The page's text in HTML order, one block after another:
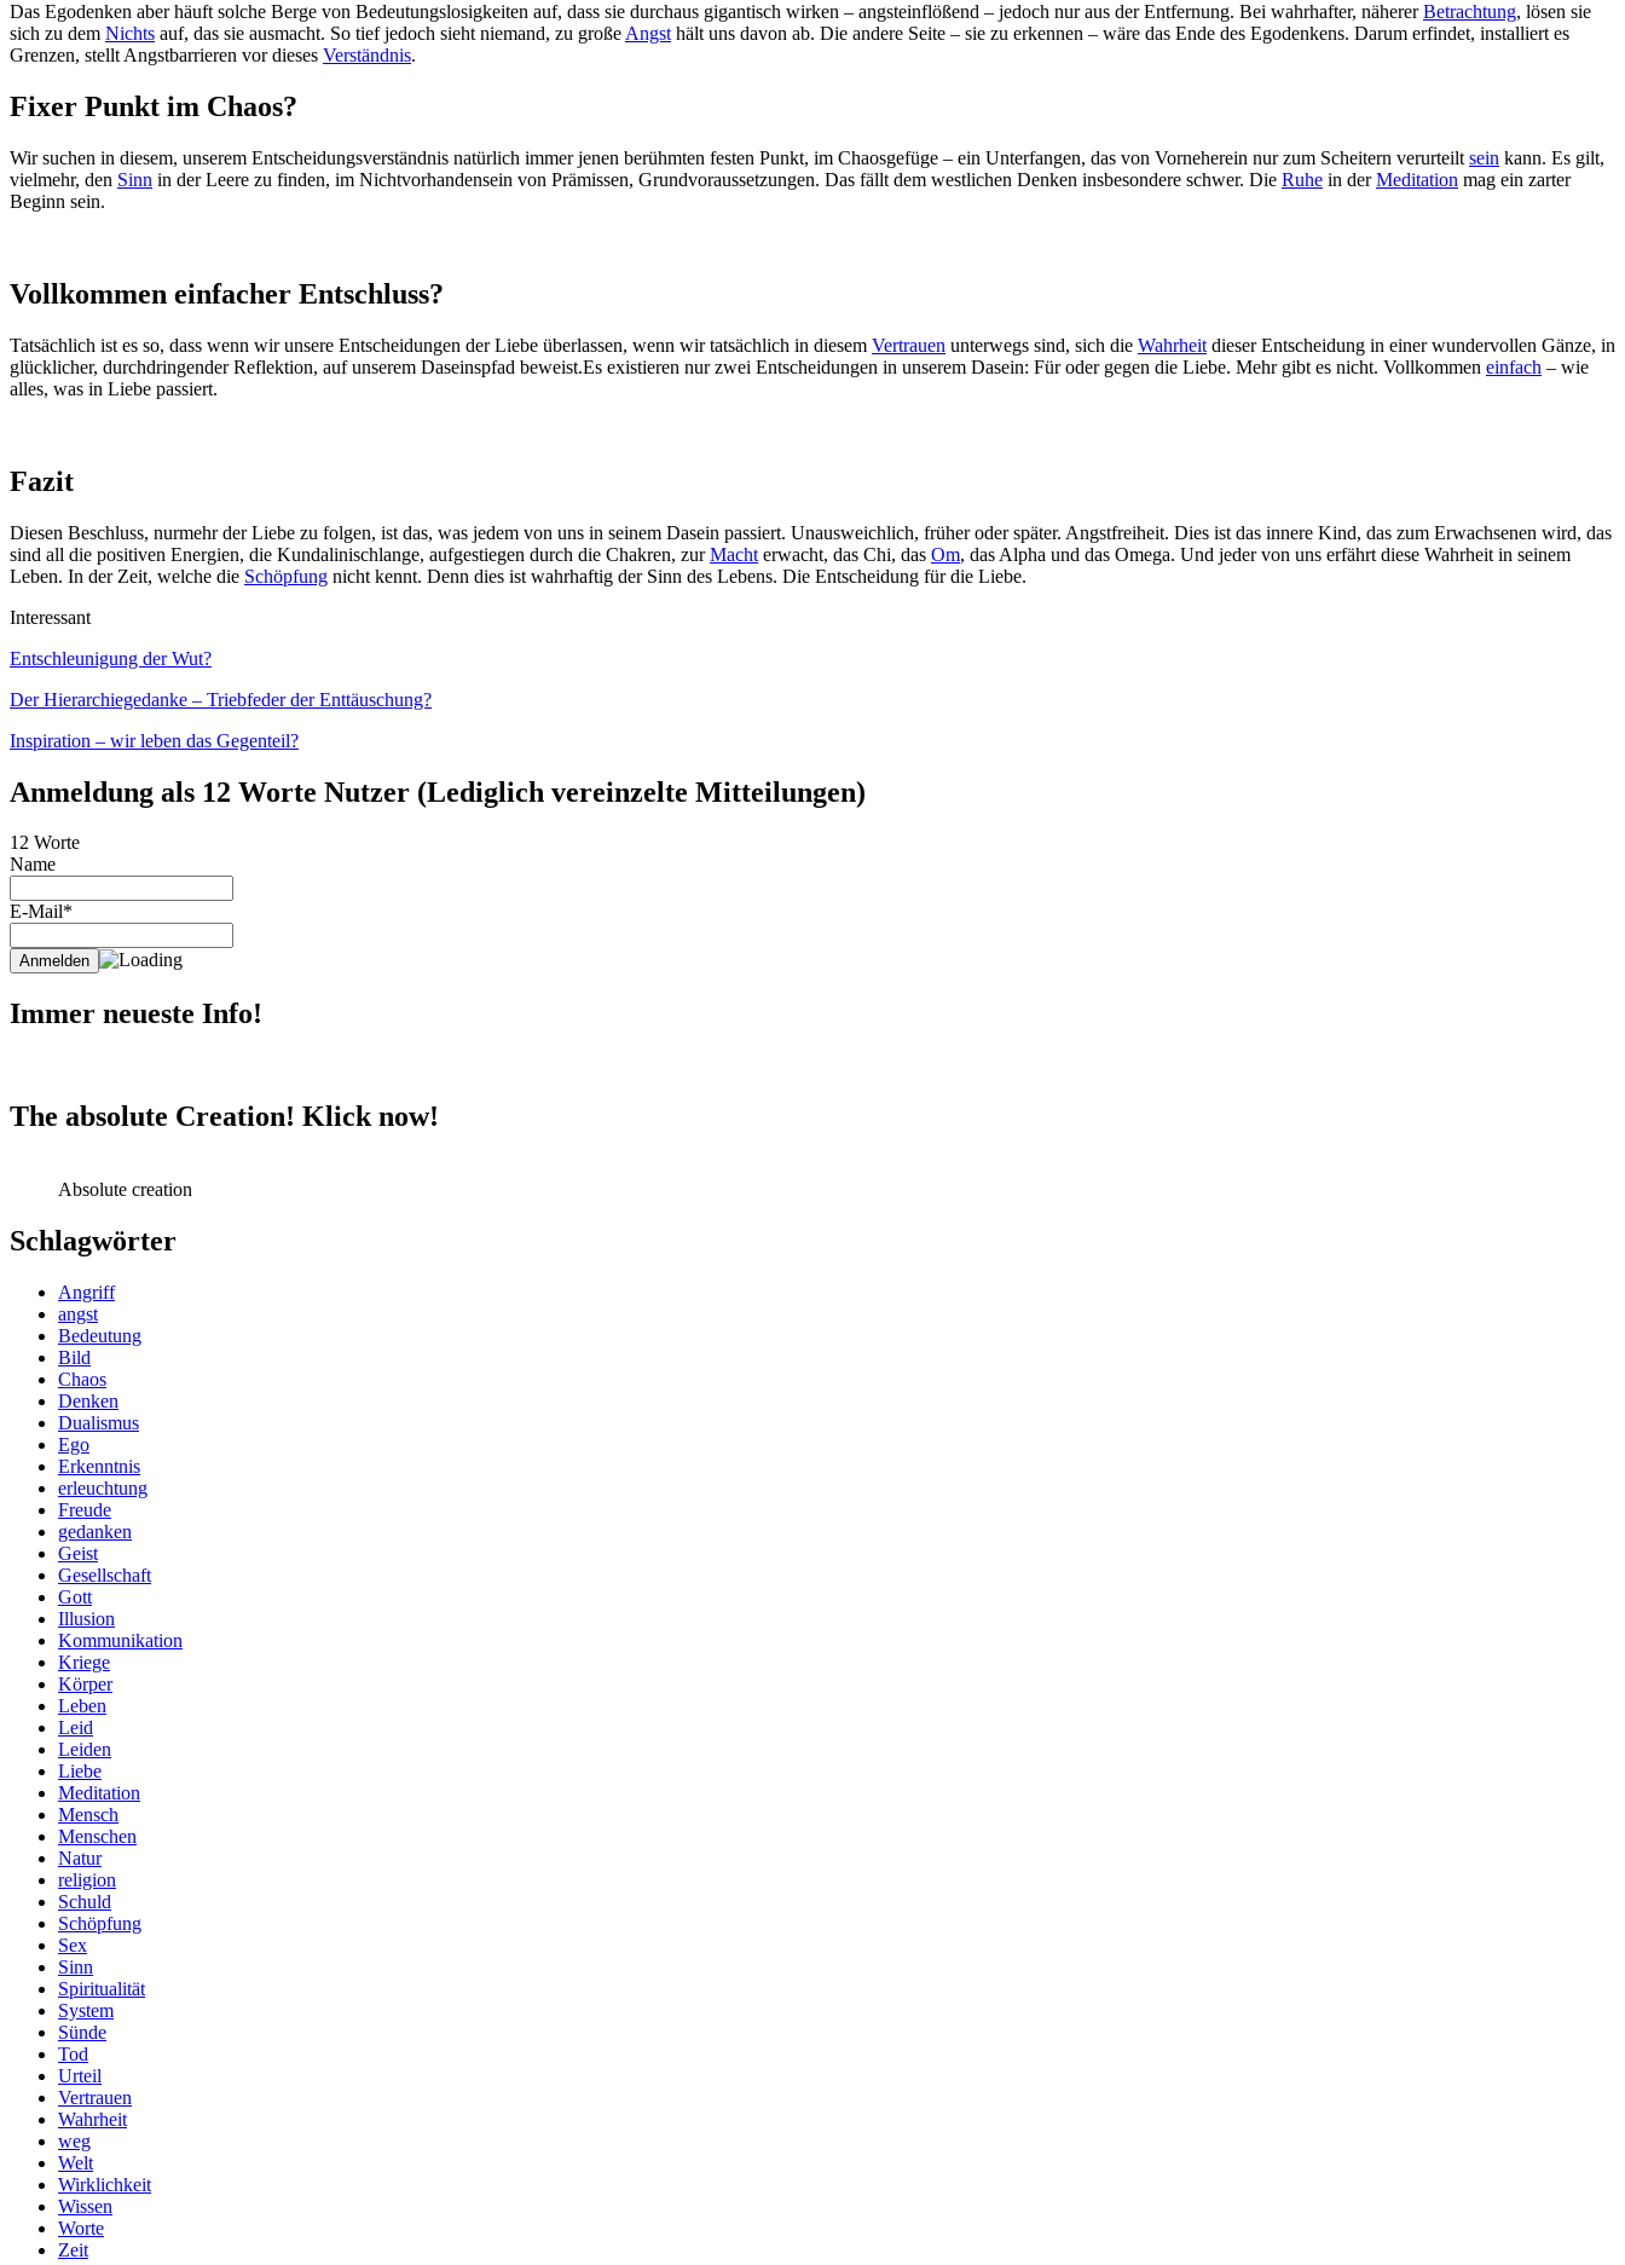
Das Egodenken aber häuft solche Berge von Bedeutungslosigkeiten auf, dass sie durchaus gigantisch wirken – angsteinflößend – jedoch nur aus der Entfernung. Bei wahrhafter, nähererBetrachtung, lösen sie
sich zu dem Nichts auf, das sie ausmacht. So tief jedoch sieht niemand, zu große Angst hält uns davon ab. Die andere Seite – sie zu erkennen – wäre das Ende des Egodenkens. Darum erfindet, installiert es
Grenzen, stellt Angstbarrieren vor dieses Verständnis.
Fixer Punkt im Chaos?
Wir suchen in diesem, unserem Entscheidungsverständnis natürlich immer jenen berühmten festen Punkt, im Chaosgefüge – ein Unterfangen, das von Vorneherein nur zum Scheitern verurteilt sein kann. Es gilt,
vielmehr, den Sinn in der Leere zu finden, im Nichtvorhandensein von Prämissen, Grundvoraussetzungen. Das fällt dem westlichen Denken insbesondere schwer. Die Ruhe in derMeditation mag ein zarter
Beginn sein.
Vollkommen einfacher Entschluss?
Tatsächlich ist es so, dass wenn wir unsere Entscheidungen der Liebe überlassen, wenn wir tatsächlich in diesem Vertrauen unterwegs sind, sich die Wahrheit dieser Entscheidung in einer wundervollen Gänze, in
glücklicher, durchdringender Reflektion, auf unserem Daseinspfad beweist.Es existieren nur zwei Entscheidungen in unserem Dasein: Für oder gegen die Liebe. Mehr gibt es nicht. Vollkommen einfach – wie
alles, was in Liebe passiert.
Fazit
Diesen Beschluss, nurmehr der Liebe zu folgen, ist das, was jedem von uns in seinem Dasein passiert. Unausweichlich, früher oder später. Angstfreiheit. Dies ist das innere Kind, das zum Erwachsenen wird, das
sind all die positiven Energien, die Kundalinischlange, aufgestiegen durch die Chakren, zurMacht erwacht, das Chi, das Om, das Alpha und das Omega. Und jeder von uns erfährt diese Wahrheit in seinem
Leben. In der Zeit, welche die Schöpfung nicht kennt. Denn dies ist wahrhaftig der Sinn des Lebens. Die Entscheidung für die Liebe.
Interessant
Entschleunigung der Wut?
Der Hierarchiegedanke – Triebfeder der Enttäuschung?
Inspiration – wir leben das Gegenteil?
Anmeldung als 12 Worte Nutzer (Lediglich vereinzelte Mitteilungen)
12 Worte
Name
E-Mail*
Immer neueste Info!
The absolute Creation! Klick now!
Absolute creation
Schlagwörter
Angriff
angst
Bedeutung
Bild
Chaos
Denken
Dualismus
Ego
Erkenntnis
erleuchtung
Freude
gedanken
Geist
Gesellschaft
Gott
Illusion
Kommunikation
Kriege
Körper
Leben
Leid
Leiden
Liebe
Meditation
Mensch
Menschen
Natur
religion
Schuld
Schöpfung
Sex
Sinn
Spiritualität
System
Sünde
Tod
Urteil
Vertrauen
Wahrheit
weg
Welt
Wirklichkeit
Wissen
Worte
Zeit